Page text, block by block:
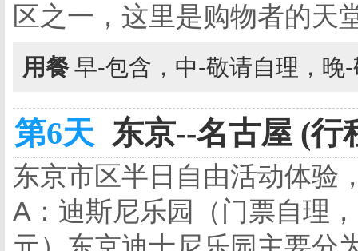
区之一，这里是购物者的天
用餐 早-包含，中-敬请自理，晚
第6天 东京--名古屋 (行
东京市区半日自由活动体验
A：迪斯尼乐园（门票自理